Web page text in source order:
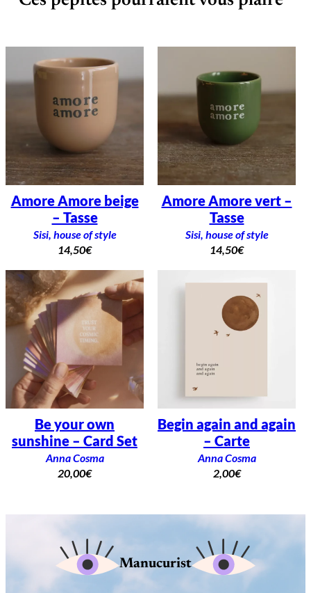
Amore Amore beige
– Tasse
Sisi, house of style
14,50€
Amore Amore vert –
Tasse
Sisi, house of style
14,50€
Be your own
sunshine – Card Set
Anna Cosma
20,00€
Begin again and again
– Carte
Anna Cosma
2,00€
Manucurist